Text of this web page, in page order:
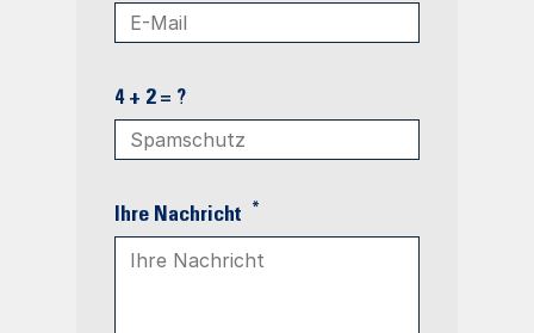
4 + 2 = ?
Ihre Nachricht *